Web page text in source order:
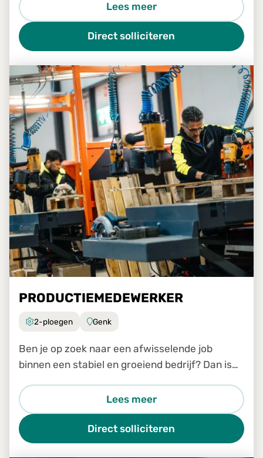
Lees meer
Direct solliciteren
PRODUCTIEMEDEWERKER
2-ploegen Genk
Ben je op zoek naar een afwisselende job
binnen een stabiel en groeiend bedrijf? Dan is
voor jou.
Lees meer
Direct solliciteren